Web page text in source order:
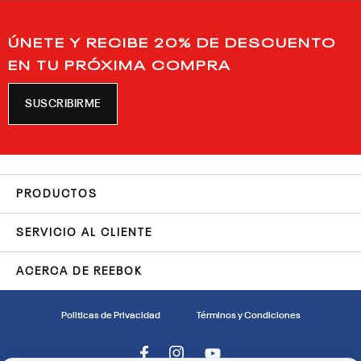
ÚNETE Y RECIBE 20% DE DESCUENTO
EN TU PRÓXIMA COMPRA
SUSCRIBIRME
PRODUCTOS
SERVICIO AL CLIENTE
ACERCA DE REEBOK
Politicas de Privacidad Términos y Condiciones